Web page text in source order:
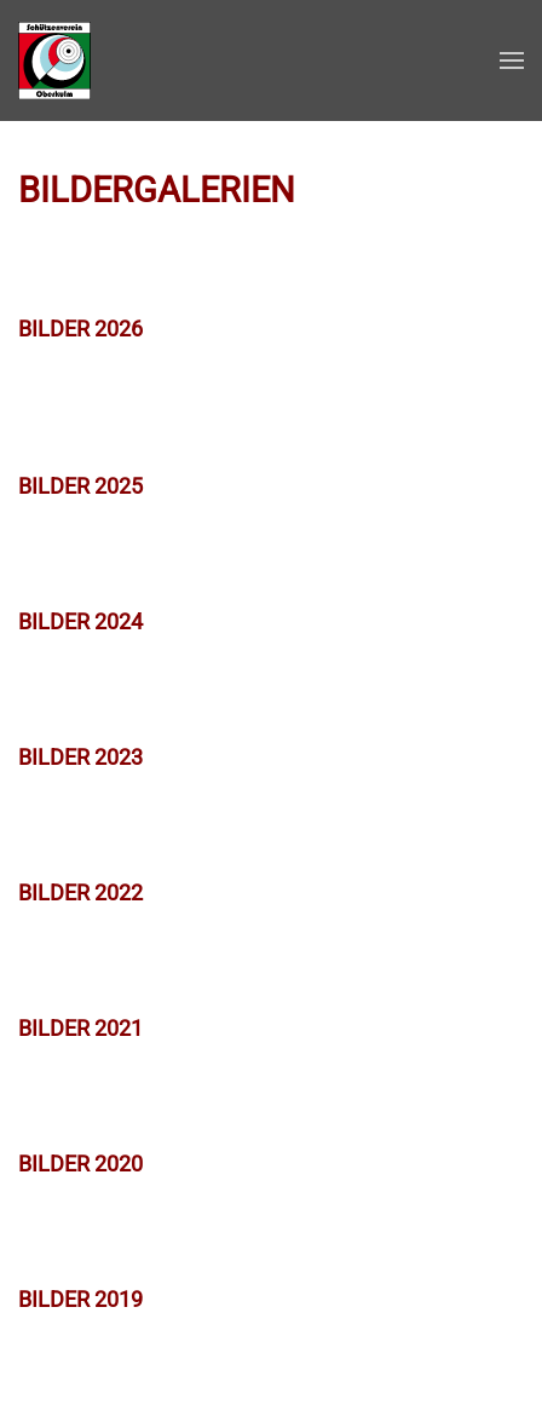
Zum Hauptinhalt springen
BILDERGALERIEN
BILDER 2026
BILDER 2025
BILDER 2024
BILDER 2023
BILDER 2022
BILDER 2021
BILDER 2020
BILDER 2019